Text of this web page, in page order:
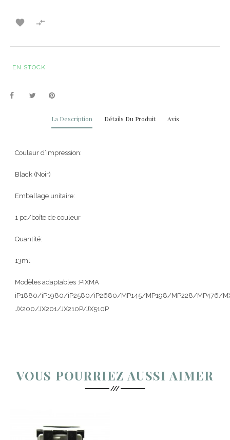
 
EN STOCK
La Description Détails Du Produit Avis
Couleur d’impression:
Black (Noir)
Emballage unitaire:
1 pc/boîte de couleur
Quantité:
13ml
Modèles adaptables :PIXMA
iP1880/iP1980/iP2580/iP2680/MP145/MP198/MP228/MP476/
JX200/JX201/JX210P/JX510P
VOUS POURRIEZ AUSSI AIMER